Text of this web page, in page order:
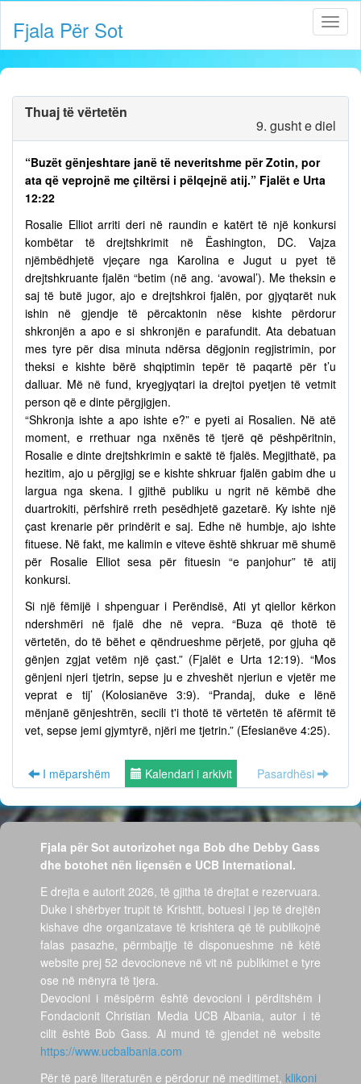
Fjala Për Sot
Thuaj të vërtetën
9. gusht e diel
“Buzët gënjeshtare janë të neveritshme për Zotin, por
ata që veprojnë me çiltërsi i pëlqejnë atij.” Fjalët e Urta
12:22
Rosalie Elliot arriti deri në raundin e katërt të një konkursi
kombëtar të drejtshkrimit në Ëashington, DC. Vajza
njëmbëdhjetë vjeçare nga Karolina e Jugut u pyet të
drejtshkruante fjalën “betim (në ang. ‘avowal’). Me theksin e
saj të butë jugor, ajo e drejtshkroi fjalën, por gjyqtarët nuk
ishin në gjendje të përcaktonin nëse kishte përdorur
shkronjën a apo e si shkronjën e parafundit. Ata debatuan
mes tyre për disa minuta ndërsa dëgjonin regjistrimin, por
theksi e kishte bërë shqiptimin tepër të paqartë për t’u
dalluar. Më në fund, kryegjyqtari ia drejtoi pyetjen të vetmit
person që e dinte përgjigjen.
“Shkronja ishte a apo ishte e?” e pyeti ai Rosalien. Në atë
moment, e rrethuar nga nxënës të tjerë që pëshpëritnin,
Rosalie e dinte drejtshkrimin e saktë të fjalës. Megjithatë, pa
hezitim, ajo u përgjigj se e kishte shkruar fjalën gabim dhe u
largua nga skena. I gjithë publiku u ngrit në këmbë dhe
duartrokiti, përfshirë rreth pesëdhjetë gazetarë. Ky ishte një
çast krenarie për prindërit e saj. Edhe në humbje, ajo ishte
fituese. Në fakt, me kalimin e viteve është shkruar më shumë
për Rosalie Elliot sesa për fituesin “e panjohur” të atij
konkursi.
Si një fëmijë i shpenguar i Perëndisë, Ati yt qiellor kërkon
ndershmëri në fjalë dhe në vepra. “Buza që thotë të
vërtetën, do të bëhet e qëndrueshme përjetë, por gjuha që
gënjen zgjat vetëm një çast.” (Fjalët e Urta 12:19). “Mos
gënjeni njeri tjetrin, sepse ju e zhveshët njeriun e vjetër me
veprat e tij’ (Kolosianëve 3:9). “Prandaj, duke e lënë
mënjanë gënjeshtrën, secili t'i thotë të vërtetën të afërmit të
vet, sepse jemi gjymtyrë, njëri me tjetrin.” (Efesianëve 4:25).
I mëparshëm Kalendari i arkivit Pasardhësi
Fjala për Sot autorizohet nga Bob dhe Debby Gass
dhe botohet nën liçensën e UCB International.
E drejta e autorit 2026, të gjitha të drejtat e rezervuara.
Duke i shërbyer trupit të Krishtit, botuesi i jep të drejtën
kishave dhe organizatave të krishtera që të publikojnë
falas pasazhe, përmbajtje të disponueshme në këtë
website prej 52 devocioneve në vit në publikimet e tyre
ose në mënyra të tjera.
Devocioni i mësipërm është devocioni i përditshëm i
Fondacionit Christian Media UCB Albania, autor i të
cilit është Bob Gass. Ai mund të gjendet në website
https://www.ucbalbania.com
Për të parë literaturën e përdorur në meditimet, klikoni